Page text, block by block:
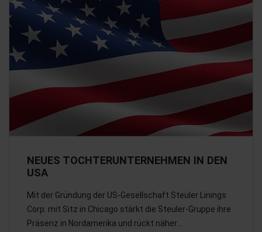
NEUES TOCHTERUNTERNEHMEN IN DEN
USA
Mit der Gründung der US-Gesellschaft Steuler Linings
Corp. mit Sitz in Chicago stärkt die Steuler-Gruppe ihre
Präsenz in Nordamerika und rückt näher…